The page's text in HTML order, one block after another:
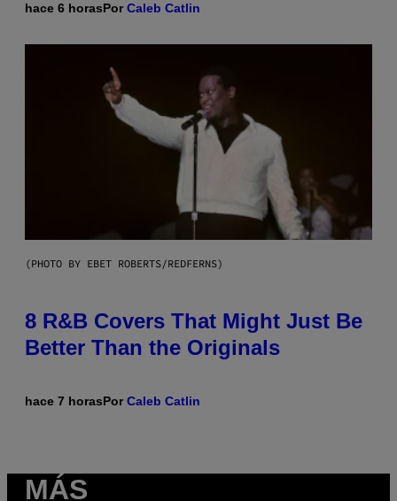
hace 6 horasPorCaleb Catlin
(PHOTO BY EBET ROBERTS/REDFERNS)
8 R&B Covers That Might Just Be
Better Than the Originals
hace 7 horasPorCaleb Catlin
MÁS